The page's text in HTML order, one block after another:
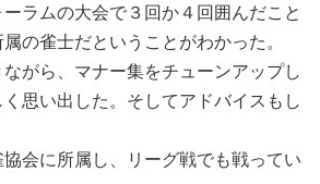
ラムの大会で３回か４回囲んだこと
の雀士だということがわかった。
がら、マナー集をチューンアップし
思い出した。そしてアドバイスもし
会に所属し、リーグ戦でも戦ってい